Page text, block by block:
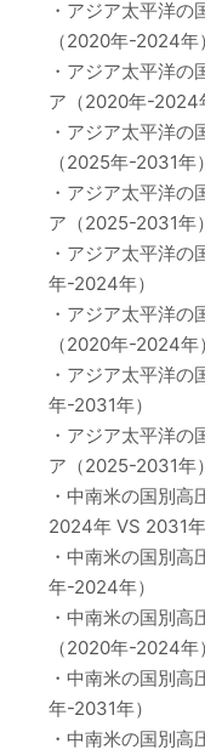
・アジア太平洋
（2020年-2024年）
・アジア太平洋の
ア（2020年-2024
・アジア太平洋
（2025年-2031年）
・アジア太平洋の
ア（2025-2031年）
・アジア太平洋
年-2024年）
・アジア太平洋
（2020年-2024年）
・アジア太平洋
年-2031年）
・アジア太平洋の
ア（2025-2031年）
・中南米の国別
2024年 VS 2031年
・中南米の国別
年-2024年）
・中南米の国別
（2020年-2024年）
・中南米の国別
年-2031年）
・中南米の国別